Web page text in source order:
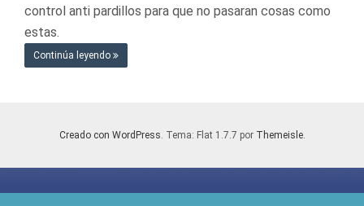
control anti pardillos para que no pasaran cosas como
estas.
Continúa leyendo
Creado con WordPress. Tema: Flat 1.7.7 por Themeisle.